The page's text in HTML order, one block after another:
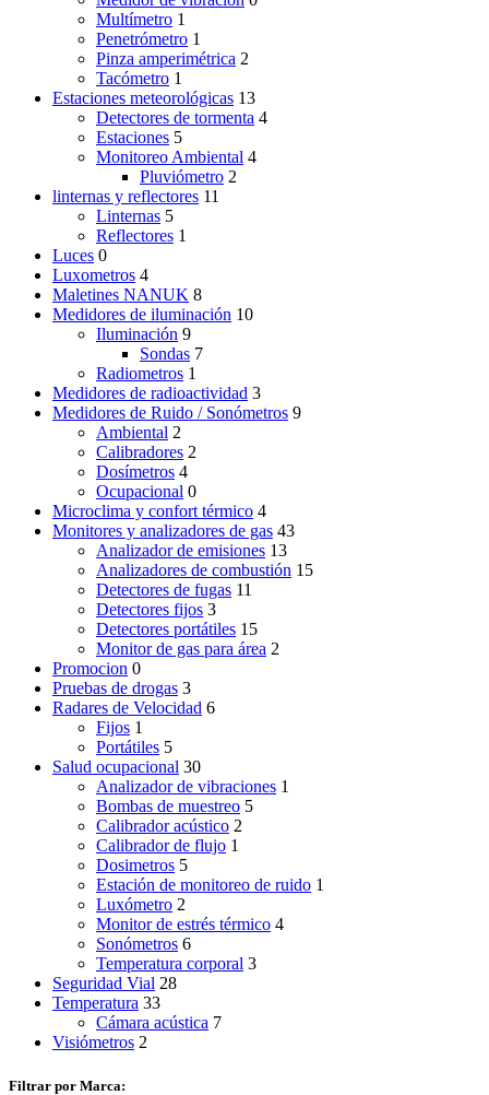
Multímetro 1
Penetrómetro 1
Pinza amperimétrica 2
Tacómetro 1
Estaciones meteorológicas 13
Detectores de tormenta 4
Estaciones 5
Monitoreo Ambiental 4
Pluviómetro 2
linternas y reflectores 11
Linternas 5
Reflectores 1
Luces 0
Luxometros 4
Maletines NANUK 8
Medidores de iluminación 10
Iluminación 9
Sondas 7
Radiometros 1
Medidores de radioactividad 3
Medidores de Ruido / Sonómetros 9
Ambiental 2
Calibradores 2
Dosímetros 4
Ocupacional 0
Microclima y confort térmico 4
Monitores y analizadores de gas 43
Analizador de emisiones 13
Analizadores de combustión 15
Detectores de fugas 11
Detectores fijos 3
Detectores portátiles 15
Monitor de gas para área 2
Promocion 0
Pruebas de drogas 3
Radares de Velocidad 6
Fijos 1
Portátiles 5
Salud ocupacional 30
Analizador de vibraciones 1
Bombas de muestreo 5
Calibrador acústico 2
Calibrador de flujo 1
Dosimetros 5
Estación de monitoreo de ruido 1
Luxómetro 2
Monitor de estrés térmico 4
Sonómetros 6
Temperatura corporal 3
Seguridad Vial 28
Temperatura 33
Cámara acústica 7
Visiómetros 2
Filtrar por Marca: